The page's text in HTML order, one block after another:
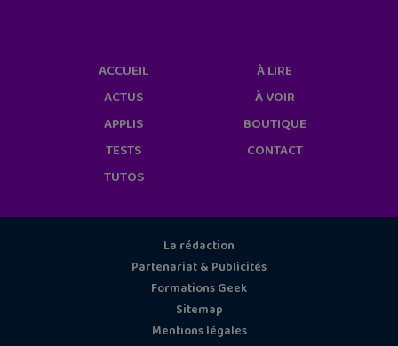
ACCUEIL
ACTUS
APPLIS
TESTS
TUTOS
À LIRE
À VOIR
BOUTIQUE
CONTACT
La rédaction
Partenariat & Publicités
Formations Geek
Sitemap
Mentions légales